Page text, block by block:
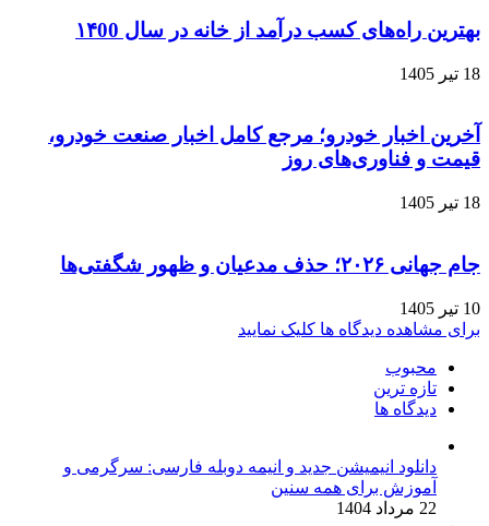
بهترین راه‌های کسب درآمد از خانه در سال ۱۴00
18 تیر 1405
آخرین اخبار خودرو؛ مرجع کامل اخبار صنعت خودرو،
قیمت و فناوری‌های روز
18 تیر 1405
جام جهانی ۲۰۲۶؛ حذف مدعیان و ظهور شگفتی‌ها
10 تیر 1405
برای مشاهده دیدگاه ها کلیک نمایید
محبوب
تازه ترین
دیدگاه ها
دانلود انیمیشن جدید و انیمه دوبله فارسی: سرگرمی و
آموزش برای همه سنین
22 مرداد 1404